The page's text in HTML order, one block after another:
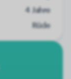
4 Jahre
Rüde